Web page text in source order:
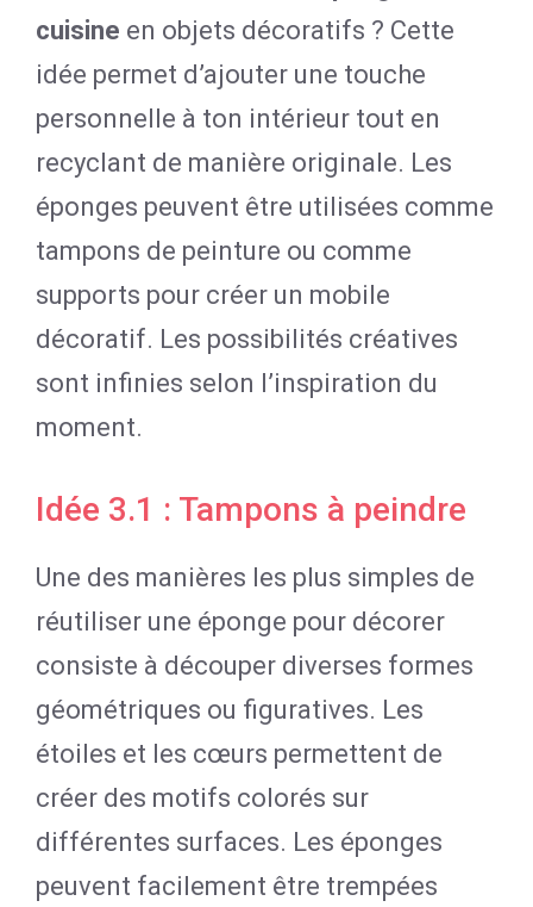
cuisine en objets décoratifs ? Cette
idée permet d’ajouter une touche
personnelle à ton intérieur tout en
recyclant de manière originale. Les
éponges peuvent être utilisées comme
tampons de peinture ou comme
supports pour créer un mobile
décoratif. Les possibilités créatives
sont infinies selon l’inspiration du
moment.
Idée 3.1 : Tampons à peindre
Une des manières les plus simples de
réutiliser une éponge pour décorer
consiste à découper diverses formes
géométriques ou figuratives. Les
étoiles et les cœurs permettent de
créer des motifs colorés sur
différentes surfaces. Les éponges
peuvent facilement être trempées